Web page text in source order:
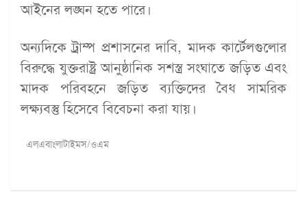
আইনের লঙ্ঘন হতে পারে।
অন্যদিকে ট্রাম্প প্রশাসনের দাবি, মাদক কার্টেলগুলোর
বিরুদ্ধে যুক্তরাষ্ট্র আনুষ্ঠানিক সশস্ত্র সংঘাতে জড়িত এবং
মাদক পরিবহনে জড়িত ব্যক্তিদের বৈধ সামরিক
লক্ষ্যবস্তু হিসেবে বিবেচনা করা যায়।
এলএবাংলাটাইমস/ওএম